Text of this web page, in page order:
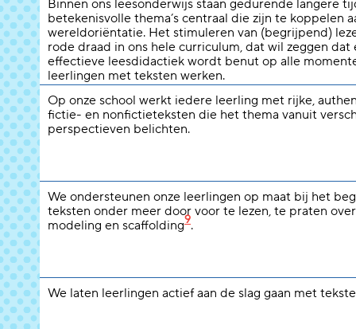
Binnen ons leesonderwijs staan gedurende langere
betekenisvolle thema’s centraal die zijn te koppelen
wereldoriëntatie. Het stimuleren van (begrijpend)
rode draad in ons hele curriculum, dat wil zeggen dat
effectieve leesdidactiek wordt benut op alle
leerlingen met teksten werken.
Op onze school werkt iedere leerling met rijke,
fictie- en nonfictieteksten die het thema vanuit
perspectieven belichten.
We ondersteunen onze leerlingen op maat bij het
teksten onder meer door voor te lezen, te praten
modeling en scaffolding9.
We laten leerlingen actief aan de slag gaan met